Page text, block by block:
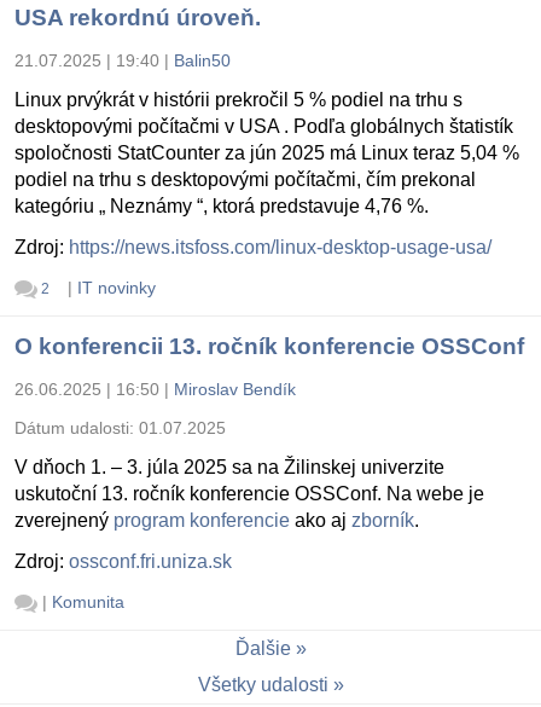
USA rekordnú úroveň.
21.07.2025 | 19:40 | Balin50
Linux prvýkrát v histórii prekročil 5 % podiel na trhu s
desktopovými počítačmi v USA . Podľa globálnych štatistík
spoločnosti StatCounter za jún 2025 má Linux teraz 5,04 %
podiel na trhu s desktopovými počítačmi, čím prekonal
kategóriu „ Neznámy “, ktorá predstavuje 4,76 %.
Zdroj: https://news.itsfoss.com/linux-desktop-usage-usa/
2 | IT novinky
O konferencii 13. ročník konferencie OSSConf
26.06.2025 | 16:50 | Miroslav Bendík
Dátum udalosti: 01.07.2025
V dňoch 1. – 3. júla 2025 sa na Žilinskej univerzite
uskutoční 13. ročník konferencie OSSConf. Na webe je
zverejnený program konferencie ako aj zborník.
Zdroj: ossconf.fri.uniza.sk
| Komunita
Ďalšie
Všetky udalosti